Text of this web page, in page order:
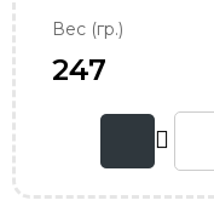
Вес (гр.)
247